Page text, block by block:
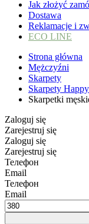
Jak złożyć
Dostawa
Reklamacje i
ECO LINE
Strona główna
Mężczyźni
Skarpety
Skarpety Happy
Skarpetki
Zaloguj się
Zarejestruj się
Zaloguj się
Zarejestruj się
Телефон
Email
Телефон
Email